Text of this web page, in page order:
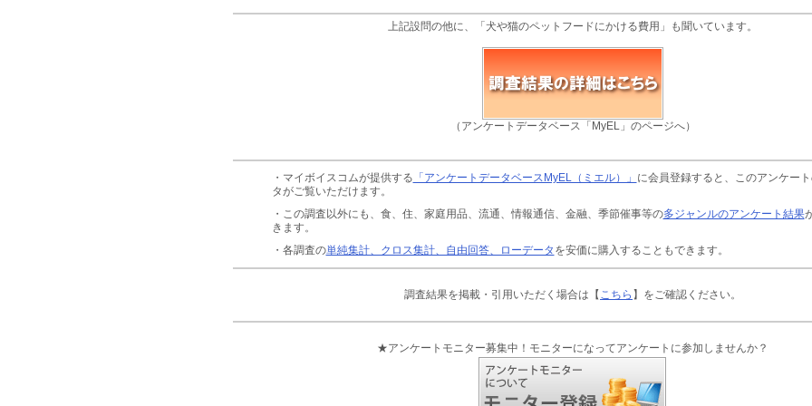
上記設問の他に、「犬や猫のペットフードにかける費用」も聞いています。
（アンケートデータベース「MyEL」のページへ）
・マイボイスコムが提供する 「アンケートデータベースMyEL（ミエル）」 に会員登録すると、このアンケー
タがご覧いただけます。
・この調査以外にも、食、住、家庭用品、流通、情報通信、金融、季節催事等の多ジャンルのアンケート結果
きます。
・各調査の単純集計、クロス集計、自由回答、ローデータ を安価に購入することもできます。
調査結果を掲載・引用いただく場合は【 こちら 】をご確認ください。
★アンケートモニター募集中！モニターになってアンケートに参加しませんか？